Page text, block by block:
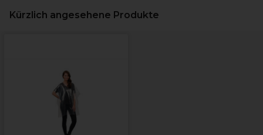
Kürzlich angesehene Produkte